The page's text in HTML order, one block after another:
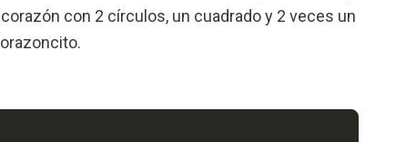
con 2 círculos, un cuadrado y 2 veces un